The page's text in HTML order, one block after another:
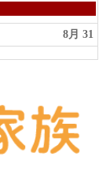
8月 31